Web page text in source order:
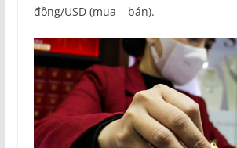
đồng/USD (mua – bán).